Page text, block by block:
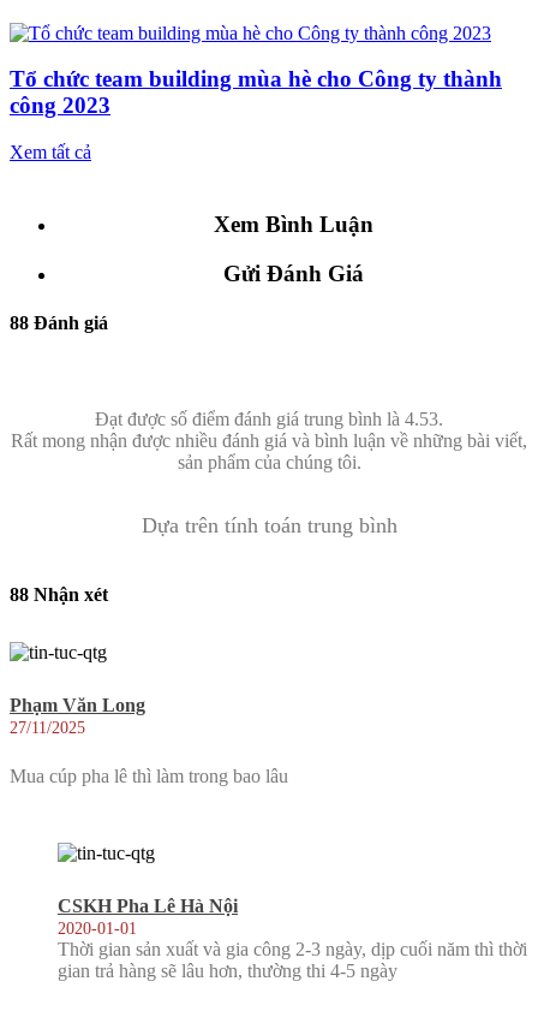
Tổ chức team building mùa hè cho Công ty thành
công 2023
Xem tất cả
Xem Bình Luận
Gửi Đánh Giá
88 Đánh giá
Đạt được số điểm đánh giá trung bình là 4.53.
Rất mong nhận được nhiều đánh giá và bình luận về những bài viết,
sản phẩm của chúng tôi.
Dựa trên tính toán trung bình
88 Nhận xét
Phạm Văn Long
27/11/2025
Mua cúp pha lê thì làm trong bao lâu
CSKH Pha Lê Hà Nội
2020-01-01
Thời gian sản xuất và gia công 2-3 ngày, dịp cuối năm thì thời
gian trả hàng sẽ lâu hơn, thường thi 4-5 ngày